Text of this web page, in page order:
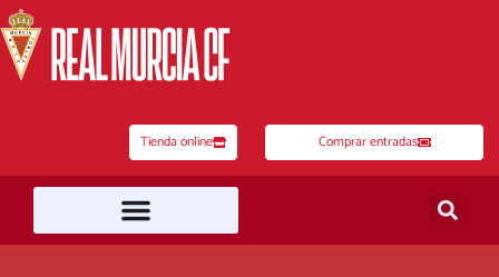
al
contenido
Tienda online Comprar entradas